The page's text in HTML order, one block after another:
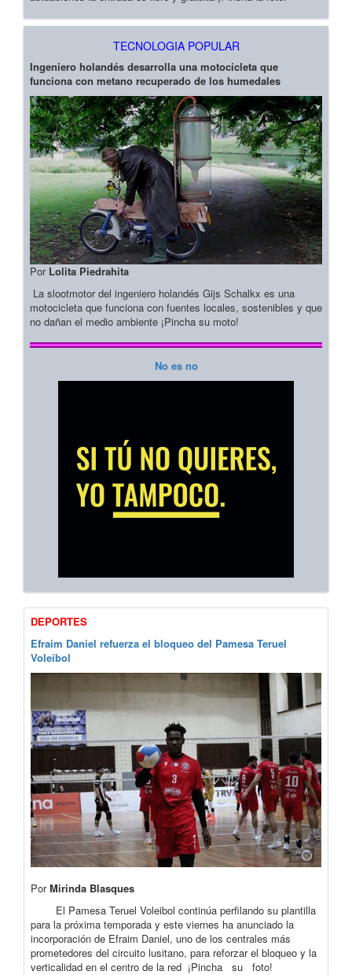
TECNOLOGIA POPULAR
Ingeniero holandés desarrolla una motocicleta que
funciona con metano recuperado de los humedales
Por Lolita Piedrahita
La slootmotor del ingeniero holandés Gijs Schalkx es una
motocicleta que funciona con fuentes locales, sostenibles y que
no dañan el medio ambiente ¡Pincha su moto!
No es no
DEPORTES
Efraim Daniel refuerza el bloqueo del Pamesa Teruel
Voleibol
PorMirinda Blasques
El Pamesa Teruel Voleibol continúa perfilando su plantilla
para la próxima temporada y este viernes ha anunciado la
incorporación de Efraim Daniel, uno de los centrales más
prometedores del circuito lusitano, para reforzar el bloqueo y la
verticalidad en el centro de la red ¡Pincha su foto!